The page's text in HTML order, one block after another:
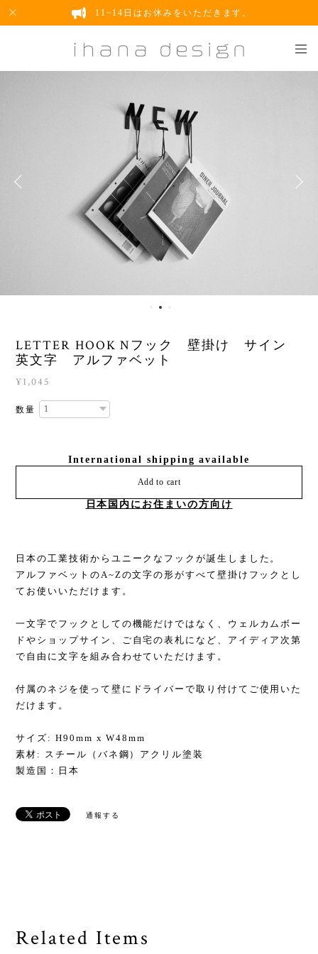
11~14日はお休みをいただきます。
LETTER HOOK Nフック 壁掛け サイン
英文字 アルファベット
¥1,045
数量
International shipping available
Add to cart
日本国内にお住まいの方向け
日本の工業技術からユニークなフックが誕生しました。
アルファベットのA~Zの文字の形がすべて壁掛けフックとし
てお使いいただけます。
一文字でフックとしての機能だけではなく、ウェルカムボー
ドやショップサイン、ご自宅の表札になど、アイディア次第
で自由に文字を組み合わせていただけます。
付属のネジを使って壁にドライバーで取り付けてご使用いた
だけます。
サイズ: H90mm x W48mm
素材: スチール（バネ鋼）アクリル塗装
製造国：日本
通報する
Related Items